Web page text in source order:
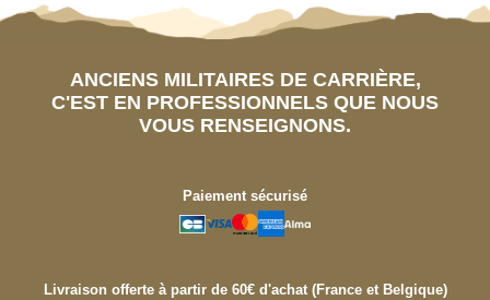
ANCIENS MILITAIRES DE CARRIÈRE,
C'EST EN PROFESSIONNELS QUE NOUS
VOUS RENSEIGNONS.
Paiement sécurisé
Livraison offerte à partir de 60€ d'achat (France et Belgique)